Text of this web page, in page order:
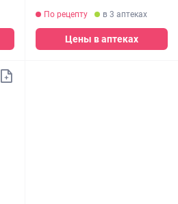
По рецепту в 3 аптеках
Цены в аптеках